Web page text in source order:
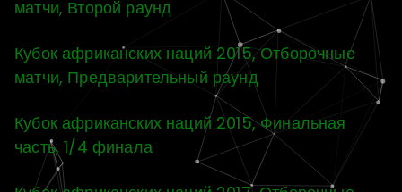
матчи, Второй раунд
Кубок африканских наций 2015, Отборочные
матчи, Предварительный раунд
Кубок африканских наций 2015, Финальная
часть, 1/4 финала